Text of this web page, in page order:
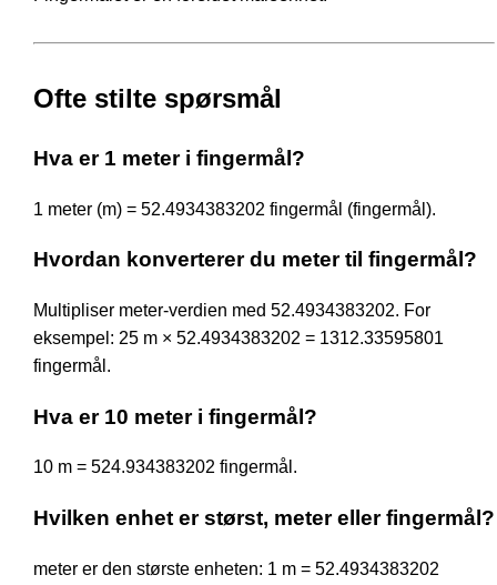
Ofte stilte spørsmål
Hva er 1 meter i fingermål?
1 meter (m) = 52.4934383202 fingermål (fingermål).
Hvordan konverterer du meter til fingermål?
Multipliser meter-verdien med 52.4934383202. For
eksempel: 25 m × 52.4934383202 = 1312.33595801
fingermål.
Hva er 10 meter i fingermål?
10 m = 524.934383202 fingermål.
Hvilken enhet er størst, meter eller fingermål?
meter er den største enheten: 1 m = 52.4934383202